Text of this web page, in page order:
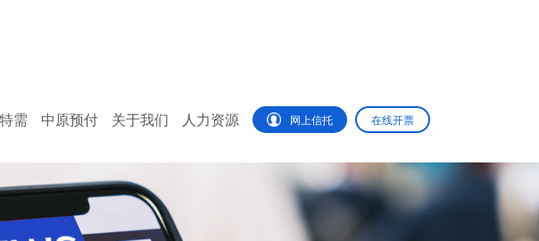
需 中原预付 关于我们 人力资源 网上信托 在线开票